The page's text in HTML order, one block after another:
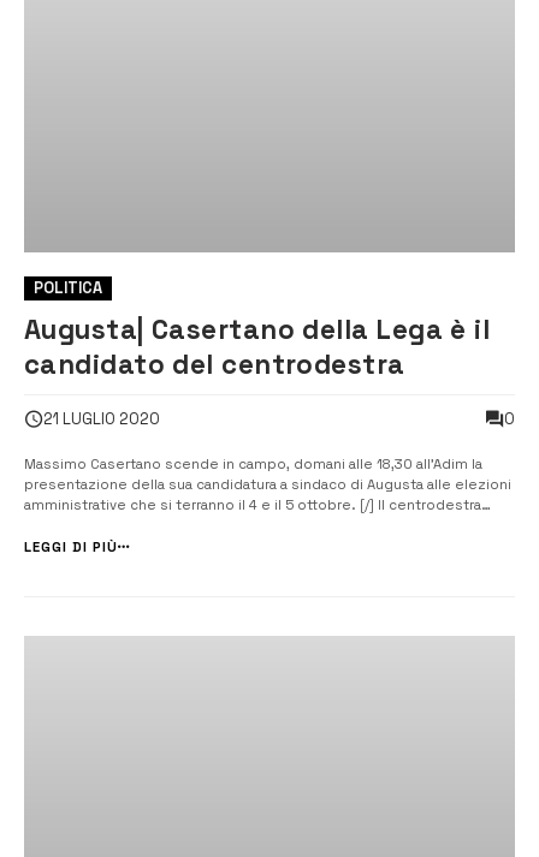
POLITICA
Augusta| Casertano della Lega è il
candidato del centrodestra
21 LUGLIO 2020 0
Massimo Casertano scende in campo, domani alle 18,30 all’Adim la
presentazione della sua candidatura a sindaco di Augusta alle elezioni
amministrative che si terranno il 4 e il 5 ottobre. [/] Il centrodestra
commissario cittadino della Lega. Domani alle 18,30 nella sede
LEGGI DI PIÙ